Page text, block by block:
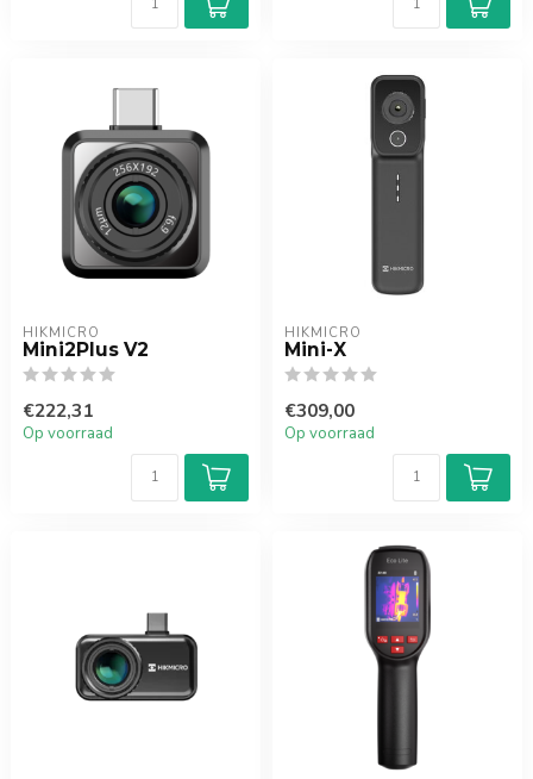
HIKMICRO
Mini2Plus V2
€222,31
Op voorraad
HIKMICRO
Mini-X
€309,00
Op voorraad